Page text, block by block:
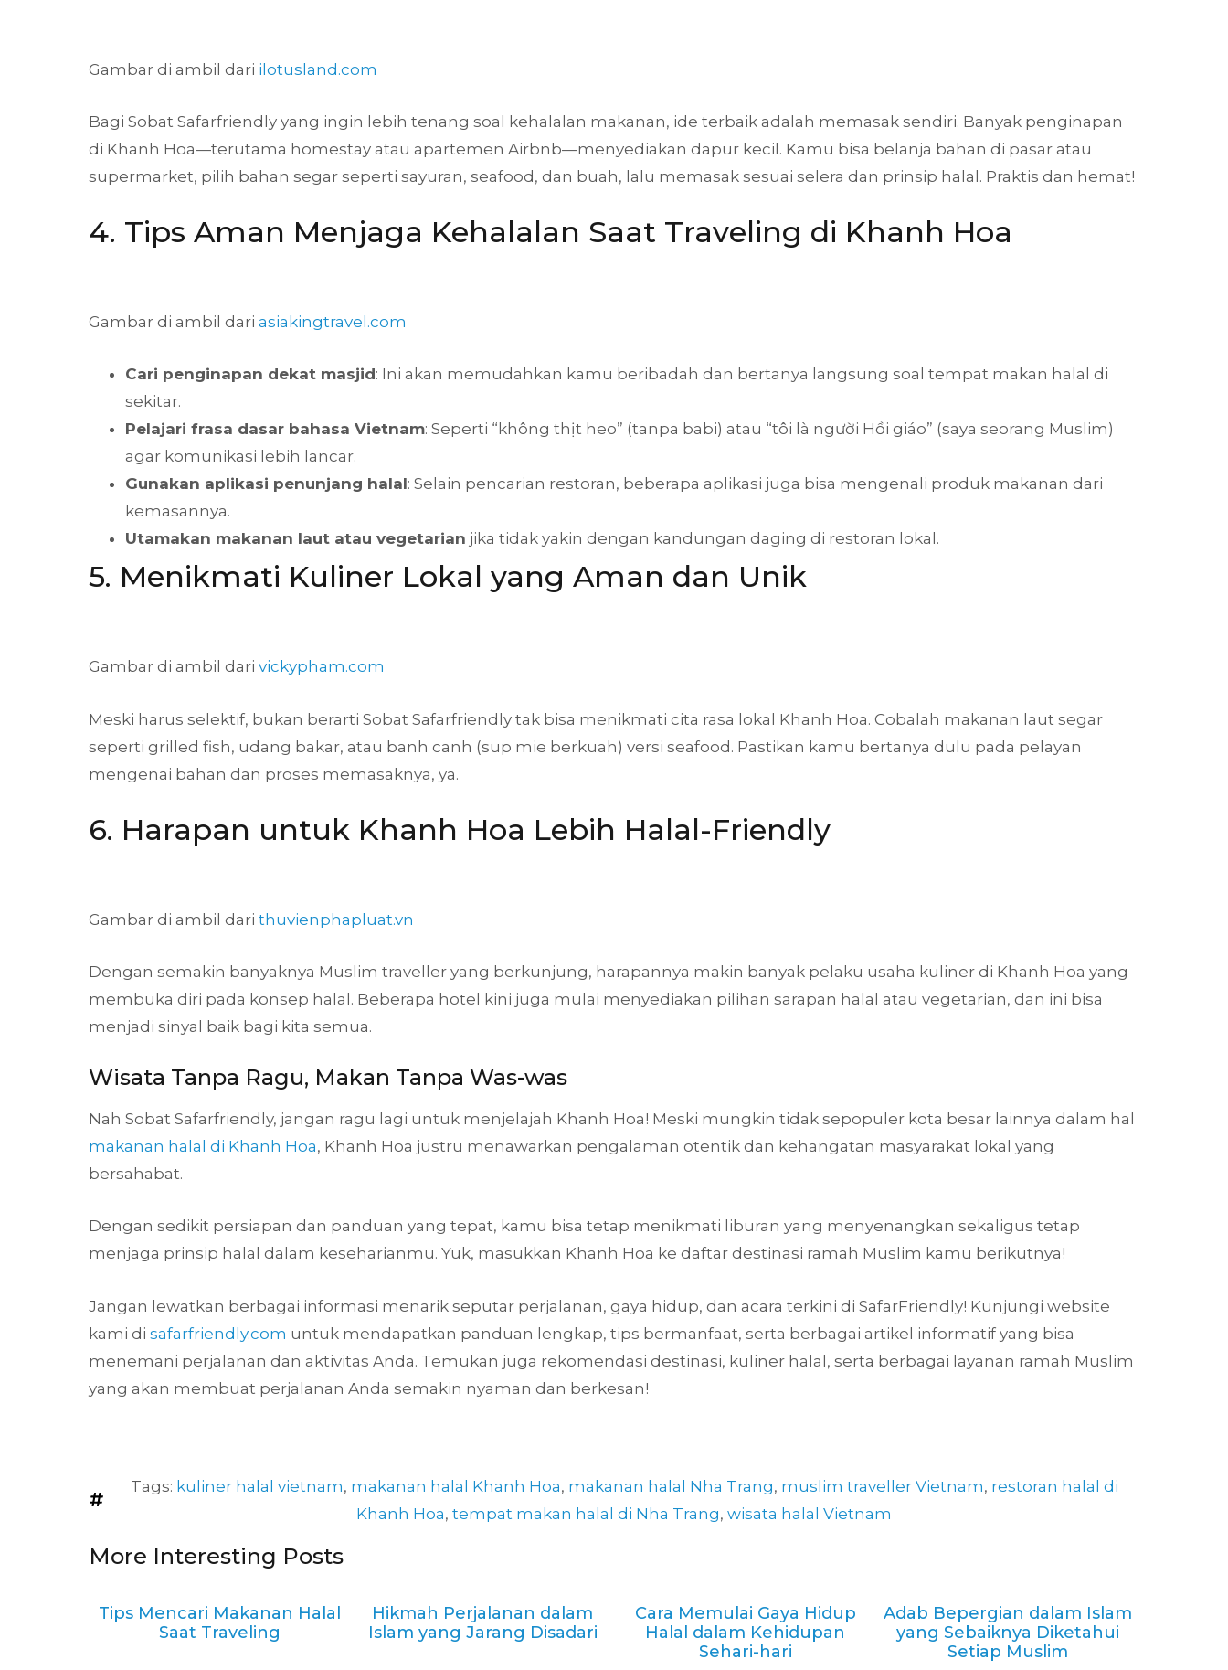
Gambar di ambil dari ilotusland.com
Bagi Sobat Safarfriendly yang ingin lebih tenang soal kehalalan makanan, ide terbaik adalah memasak sendiri. Banyak penginapan
di Khanh Hoa—terutama homestay atau apartemen Airbnb—menyediakan dapur kecil. Kamu bisa belanja bahan di pasar atau
supermarket, pilih bahan segar seperti sayuran, seafood, dan buah, lalu memasak sesuai selera dan prinsip halal. Praktis dan hemat!
4. Tips Aman Menjaga Kehalalan Saat Traveling di Khanh Hoa
Gambar di ambil dari asiakingtravel.com
Cari penginapan dekat masjid: Ini akan memudahkan kamu beribadah dan bertanya langsung soal tempat makan halal di
sekitar.
Pelajari frasa dasar bahasa Vietnam: Seperti “không thịt heo” (tanpa babi) atau “tôi là người Hồi giáo” (saya seorang Muslim)
agar komunikasi lebih lancar.
Gunakan aplikasi penunjang halal: Selain pencarian restoran, beberapa aplikasi juga bisa mengenali produk makanan dari
kemasannya.
Utamakan makanan laut atau vegetarian jika tidak yakin dengan kandungan daging di restoran lokal.
5. Menikmati Kuliner Lokal yang Aman dan Unik
Gambar di ambil dari vickypham.com
Meski harus selektif, bukan berarti Sobat Safarfriendly tak bisa menikmati cita rasa lokal Khanh Hoa. Cobalah makanan laut segar
seperti grilled fish, udang bakar, atau banh canh (sup mie berkuah) versi seafood. Pastikan kamu bertanya dulu pada pelayan
mengenai bahan dan proses memasaknya, ya.
6. Harapan untuk Khanh Hoa Lebih Halal-Friendly
Gambar di ambil dari thuvienphapluat.vn
Dengan semakin banyaknya Muslim traveller yang berkunjung, harapannya makin banyak pelaku usaha kuliner di Khanh Hoa yang
membuka diri pada konsep halal. Beberapa hotel kini juga mulai menyediakan pilihan sarapan halal atau vegetarian, dan ini bisa
menjadi sinyal baik bagi kita semua.
Wisata Tanpa Ragu, Makan Tanpa Was-was
Nah Sobat Safarfriendly, jangan ragu lagi untuk menjelajah Khanh Hoa! Meski mungkin tidak sepopuler kota besar lainnya dalam hal
makanan halal di Khanh Hoa, Khanh Hoa justru menawarkan pengalaman otentik dan kehangatan masyarakat lokal yang
bersahabat.
Dengan sedikit persiapan dan panduan yang tepat, kamu bisa tetap menikmati liburan yang menyenangkan sekaligus tetap
menjaga prinsip halal dalam keseharianmu. Yuk, masukkan Khanh Hoa ke daftar destinasi ramah Muslim kamu berikutnya!
Jangan lewatkan berbagai informasi menarik seputar perjalanan, gaya hidup, dan acara terkini di SafarFriendly! Kunjungi website
kami di safarfriendly.com untuk mendapatkan panduan lengkap, tips bermanfaat, serta berbagai artikel informatif yang bisa
menemani perjalanan dan aktivitas Anda. Temukan juga rekomendasi destinasi, kuliner halal, serta berbagai layanan ramah Muslim
yang akan membuat perjalanan Anda semakin nyaman dan berkesan!
Tags: kuliner halal vietnam, makanan halal Khanh Hoa, makanan halal Nha Trang, muslim traveller Vietnam, restoran halal di
Khanh Hoa, tempat makan halal di Nha Trang, wisata halal Vietnam
More Interesting Posts
Tips Mencari Makanan Halal
Saat Traveling
Hikmah Perjalanan dalam
Islam yang Jarang Disadari
Cara Memulai Gaya Hidup
Halal dalam Kehidupan
Sehari-hari
Adab Bepergian dalam Islam
yang Sebaiknya Diketahui
Setiap Muslim